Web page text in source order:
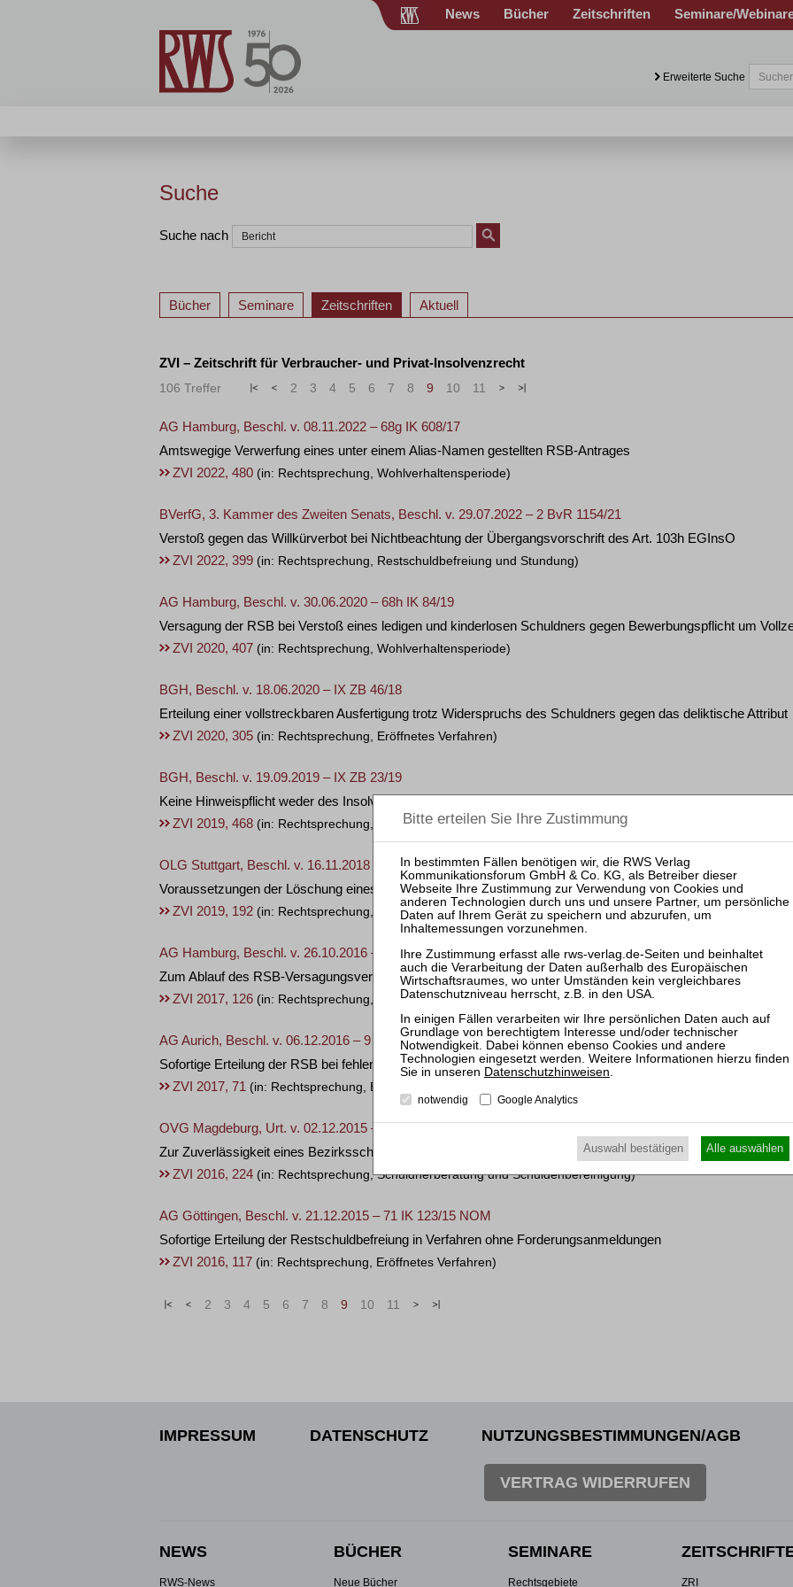
News Bücher Zeitschriften Seminare/
Erweiterte Suche
Suche
Suche nach
Bücher Seminare Zeitschriften Aktuell
ZVI – Zeitschrift für Verbraucher- und Privat-Insolvenzrecht
106 Treffer « < 2 3 4 5 6 7 8 9 10 11 > »
AG Hamburg, Beschl. v. 08.11.2022 – 68g IK 608/17
Amtswegige Verwerfung eines unter einem Alias-Namen gestellten RSB-Antrages
ZVI 2022, 480 (in: Rechtsprechung, Wohlverhaltensperiode)
BVerfG, 3. Kammer des Zweiten Senats, Beschl. v. 29.07.2022 – 2 BvR 1154/21
Verstoß gegen das Willkürverbot bei Nichtbeachtung der Übergangsvorschrift des Art. 103h EGInsO
ZVI 2022, 399 (in: Rechtsprechung, Restschuldbefreiung und Stundung)
AG Hamburg, Beschl. v. 30.06.2020 – 68h IK 84/19
Versagung der RSB bei Verstoß eines ledigen und kinderlosen Schuldners gegen Bewerbungspflicht um
ZVI 2020, 407 (in: Rechtsprechung, Wohlverhaltensperiode)
BGH, Beschl. v. 18.06.2020 – IX ZB 46/18
Erteilung einer vollstreckbaren Ausfertigung trotz Widerspruchs des Schuldners gegen das deliktische Attribut
ZVI 2020, 305 (in: Rechtsprechung, Eröffnetes Verfahren)
BGH, Beschl. v. 19.09.2019 – IX ZB 23/19
Keine Hinweispflicht weder des Insolvenzgerichts noch des Insolvenzverwalters auf Möglichkeit vorzeitiger
ZVI 2019, 468 (in: Rechtsprechung, Eröffnetes Verfahren)
OLG Stuttgart, Beschl. v. 16.11.2018 – 8 W 218/17
Voraussetzungen der Löschung eines von der insolvenzrechtlichen Rückschlagsperre erfassten Rechts
ZVI 2019, 192 (in: Rechtsprechung, Eröffnetes Verfahren)
AG Hamburg, Beschl. v. 26.10.2016 – 68g IK 115/09
Zum Ablauf des RSB-Versagungsverfahrens bei Erwerb von Todes wegen
ZVI 2017, 126 (in: Rechtsprechung, Restschuldbefreiung und Stundung)
AG Aurich, Beschl. v. 06.12.2016 – 9 IK 55/16
Sofortige Erteilung der RSB bei fehlenden Forderungsanmeldungen auch in Stundungsfällen
ZVI 2017, 71 (in: Rechtsprechung, Eröffnetes Verfahren)
OVG Magdeburg, Urt. v. 02.12.2015 – 1 L 27/14
Zur Zuverlässigkeit eines Bezirksschornsteinfegermeisters nach durchgeführtem Insolvenzverfahren
ZVI 2016, 224 (in: Rechtsprechung, Schuldnerberatung und Schuldenbereinigung)
AG Göttingen, Beschl. v. 21.12.2015 – 71 IK 123/15 NOM
Sofortige Erteilung der Restschuldbefreiung in Verfahren ohne Forderungsanmeldungen
ZVI 2016, 117 (in: Rechtsprechung, Eröffnetes Verfahren)
« < 2 3 4 5 6 7 8 9 10 11 > »
IMPRESSUM DATENSCHUTZ NUTZUNGSBESTIMMUNGEN/AGB
VERTRAG WIDERRUFEN
NEWS
RWS-News
BÜCHER
Neue Bücher
SEMINARE
Rechtsgebiete ZRI
Datenschutzhinweisen.
notwendig Google Analytics
Auswahl bestätigen Alle auswählen